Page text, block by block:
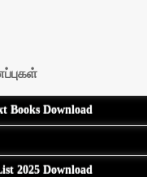
Books Download
2025 Download